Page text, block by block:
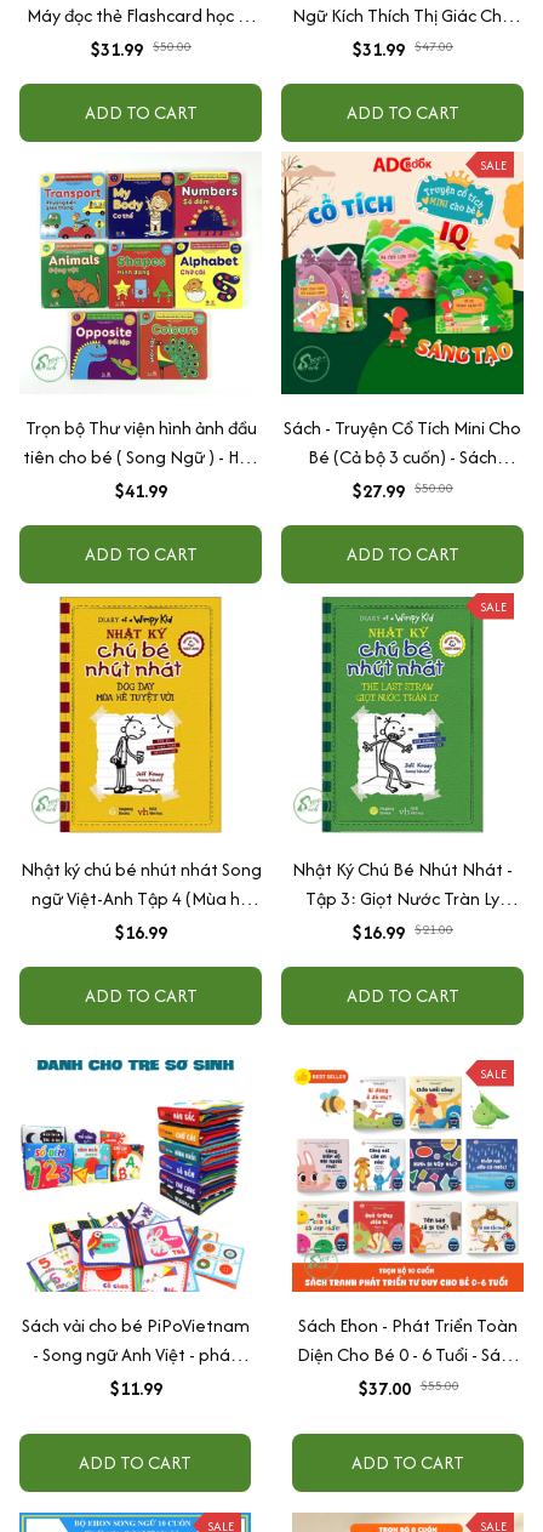
Máy đọc thẻ Flashcard học từ
vựng song ngữ Anh Việt, tiếng
điện từ - Màu xanh
$31.99 $50.00
ADD TO CART
Ngữ Kích Thích Thị Giác Cho
Bé 0-3 tuổi Black and White
$31.99 $47.00
ADD TO CART
Trọn bộ Thư viện hình ảnh đầu
tiên cho bé ( Song Ngữ ) - Hộp
8 cuốn
$41.99
ADD TO CART
SALE
Sách - Truyện Cổ Tích Mini Cho
Bé (Cả bộ 3 cuốn) - Sách
Tương Tác Để Bé Vừa Nghe
$27.99 $50.00
ADD TO CART
Nhật ký chú bé nhút nhát Song
ngữ Việt-Anh Tập 4 (Mùa hè
tuyệt vời)
$16.99
ADD TO CART
SALE
Nhật Ký Chú Bé Nhút Nhát -
Tập 3: Giọt Nước Tràn Ly
(Song ngữ Anh Việt)
$16.99 $21.00
ADD TO CART
Sách vải cho bé PiPoVietnam
- Song ngữ Anh Việt - phát
triển tư duy
$11.99
ADD TO CART
SALE
Sách Ehon - Phát Triển Toàn
Diện Cho Bé 0 - 6 Tuổi - Sách
Song Ngữ Việt - Anh
$37.00 $55.00
ADD TO CART
SALE SALE